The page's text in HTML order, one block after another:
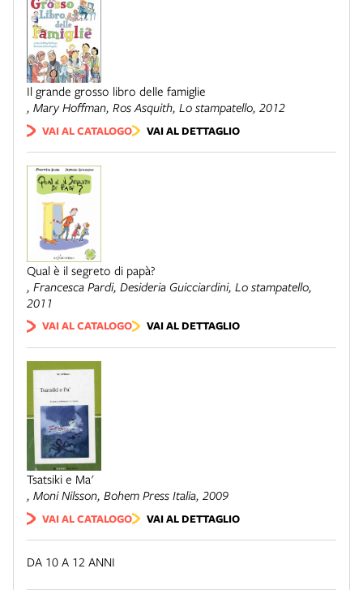
Il grande grosso libro delle famiglie
, Mary Hoffman, Ros Asquith, Lo stampatello, 2012
VAI AL CATALOGO VAI AL DETTAGLIO
Qual è il segreto di papà?
, Francesca Pardi, Desideria Guicciardini, Lo stampatello,
2011
VAI AL CATALOGO VAI AL DETTAGLIO
Tsatsiki e Ma'
, Moni Nilsson, Bohem Press Italia, 2009
VAI AL CATALOGO VAI AL DETTAGLIO
DA 10 A 12 ANNI